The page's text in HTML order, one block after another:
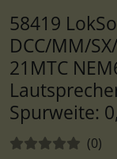
58419
DCC/MM/
21MTC
Spurweite:
Bewertungen:(0)